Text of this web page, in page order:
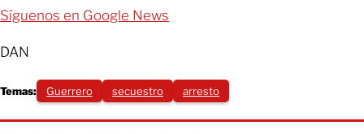
Síguenos en Google News
DAN
Temas: Guerrero secuestro arresto